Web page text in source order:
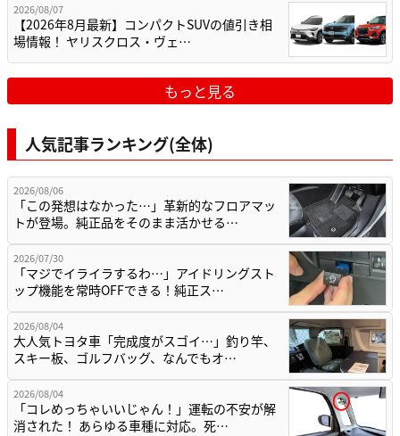
2026/08/07
【2026年8月最新】コンパクトSUVの値引き相
場情報！ ヤリスクロス・ヴェ…
もっと見る
人気記事ランキング(全体)
2026/08/06
「この発想はなかった…」革新的なフロアマッ
トが登場。純正品をそのまま活かせる…
2026/07/30
「マジでイライラするわ…」アイドリングスト
ップ機能を常時OFFできる！純正ス…
2026/08/04
大人気トヨタ車「完成度がスゴイ…」釣り竿、
スキー板、ゴルフバッグ、なんでもオ…
2026/08/04
「コレめっちゃいいじゃん！」運転の不安が解
消された！ あらゆる車種に対応。死…